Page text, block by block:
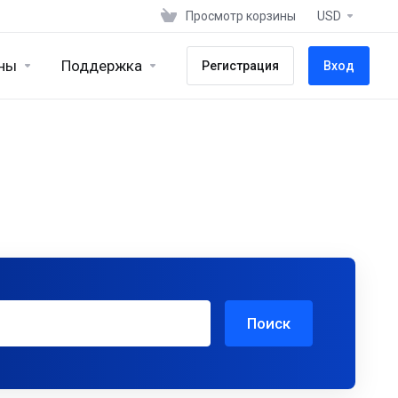
Просмотр корзины USD
Поддержка Регистрация Вход
Поиск